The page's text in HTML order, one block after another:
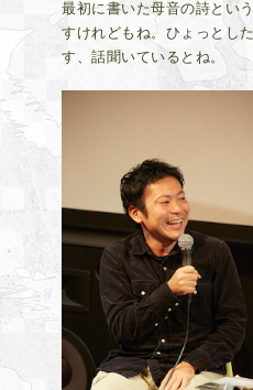
最初に書いた母音の詩とい
すけれどもね。ひょっとし
す、話聞いているとね。